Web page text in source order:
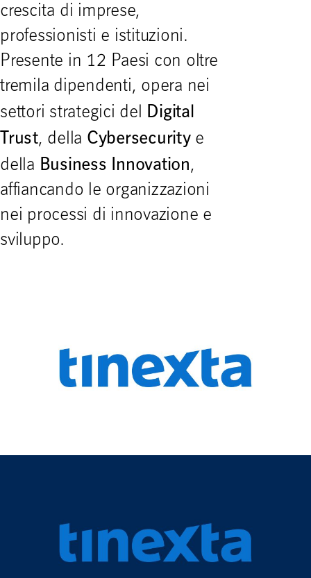
crescita di imprese,
professionisti e istituzioni.
Presente in 12 Paesi con oltre
tremila dipendenti, opera nei
settori strategici del Digital
Trust, della Cybersecuritye
della Business Innovation,
affiancando le organizzazioni
nei processi di innovazione e
sviluppo.